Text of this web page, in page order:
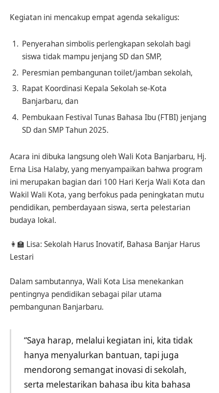
Kegiatan ini mencakup empat agenda sekaligus:
Penyerahan simbolis perlengkapan sekolah bagi
siswa tidak mampu jenjang SD dan SMP,
Peresmian pembangunan toilet/jamban sekolah,
Rapat Koordinasi Kepala Sekolah se-Kota
Banjarbaru, dan
Pembukaan Festival Tunas Bahasa Ibu (FTBI) jenjang
SD dan SMP Tahun 2025.
Acara ini dibuka langsung oleh Wali Kota Banjarbaru, Hj.
Erna Lisa Halaby, yang menyampaikan bahwa program
ini merupakan bagian dari 100 Hari Kerja Wali Kota dan
Wakil Wali Kota, yang berfokus pada peningkatan mutu
pendidikan, pemberdayaan siswa, serta pelestarian
budaya lokal.
👩‍🏫 Lisa: Sekolah Harus Inovatif, Bahasa Banjar Harus
Lestari
Dalam sambutannya, Wali Kota Lisa menekankan
pentingnya pendidikan sebagai pilar utama
pembangunan Banjarbaru.
“Saya harap, melalui kegiatan ini, kita tidak
hanya menyalurkan bantuan, tapi juga
mendorong semangat inovasi di sekolah,
serta melestarikan bahasa ibu kita bahasa